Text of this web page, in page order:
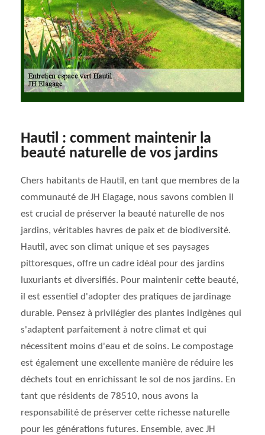
Hautil : comment maintenir la
beauté naturelle de vos jardins
Chers habitants de Hautil, en tant que membres de la
communauté de JH Elagage, nous savons combien il
est crucial de préserver la beauté naturelle de nos
jardins, véritables havres de paix et de biodiversité.
Hautil, avec son climat unique et ses paysages
pittoresques, offre un cadre idéal pour des jardins
luxuriants et diversifiés. Pour maintenir cette beauté,
il est essentiel d'adopter des pratiques de jardinage
durable. Pensez à privilégier des plantes indigènes qui
s'adaptent parfaitement à notre climat et qui
nécessitent moins d'eau et de soins. Le compostage
est également une excellente manière de réduire les
déchets tout en enrichissant le sol de nos jardins. En
tant que résidents de 78510, nous avons la
responsabilité de préserver cette richesse naturelle
pour les générations futures. Ensemble, avec JH